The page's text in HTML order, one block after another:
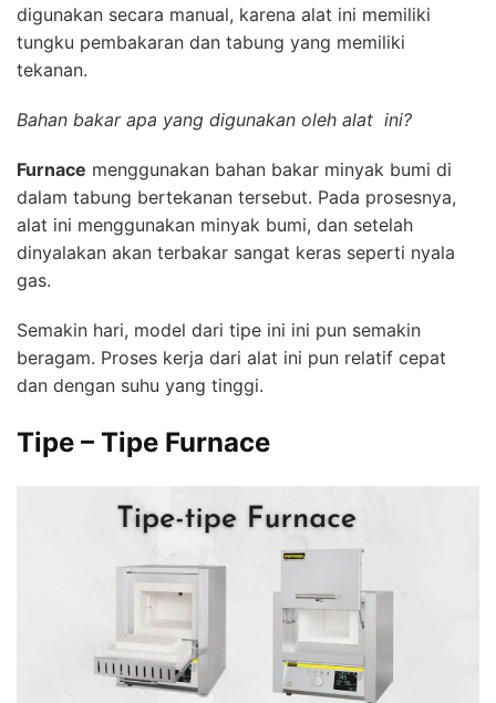
digunakan secara manual, karena alat ini memiliki
tungku pembakaran dan tabung yang memiliki
tekanan.
Bahan bakar apa yang digunakan oleh alat ini?
Furnace menggunakan bahan bakar minyak bumi di
dalam tabung bertekanan tersebut. Pada prosesnya,
alat ini menggunakan minyak bumi, dan setelah
dinyalakan akan terbakar sangat keras seperti nyala
gas.
Semakin hari, model dari tipe ini ini pun semakin
beragam. Proses kerja dari alat ini pun relatif cepat
dan dengan suhu yang tinggi.
Tipe – Tipe Furnace